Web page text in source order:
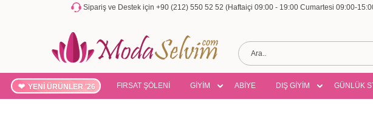
Sipariş ve Destek için +90 (212) 550 52 52 (Haftaiçi 09:00 - 19:00 Cumartesi 09:00-
YENİ ÜRÜNLER '26 FIRSAT ŞÖLENİ GİYİM ABİYE DIŞ GİYİM GÜNLÜK